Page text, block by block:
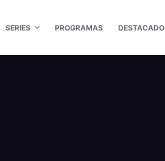
SERIES PROGRAMAS DESTACADO